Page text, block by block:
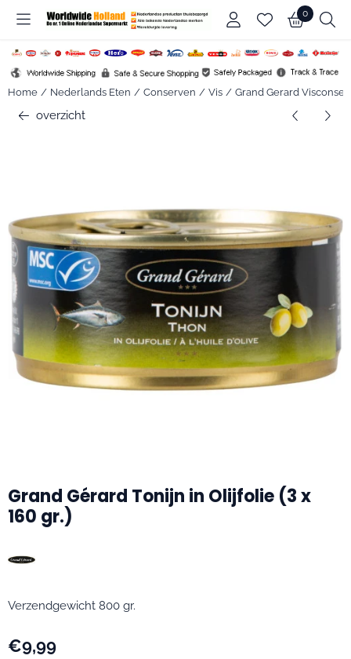
Cookievoorkeuren zijn beschikbaar. Kies instellingen of sta alle
0
Home / Nederlands Eten / Conserven / Vis / Grand Gerard
overzicht
Grand Gérard Tonijn in Olijfolie (3 x
160 gr.)
Verzendgewicht 800 gr.
€9,99